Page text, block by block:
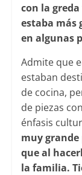
con la
estaba más
en algunas
Admite que
estaban
de cocina,
de piezas
énfasis
muy grande
que al
la familia.